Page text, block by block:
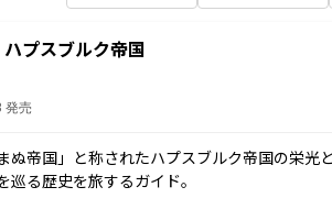
プスブルク帝国
発売
ぬ帝国」と称されたハプスブルク帝国の栄
巡る歴史を旅するガイド。